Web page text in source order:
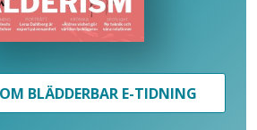
BLÄDDERBAR E-TIDNING